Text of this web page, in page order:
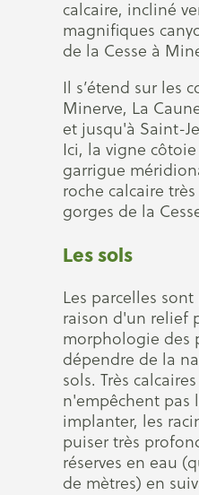
calcaire, incliné
magnifiques
de la Cesse à
Il s’étend sur les
Minerve, La
et jusqu'à Saint-
Ici, la vigne
garrigue
roche calcaire
gorges de la
Les sols
Les parcelles
raison d'un relief
morphologie des
dépendre de la
sols. Très
n'empêchent pas
implanter, les
puiser très
réserves en eau
de mètres) en